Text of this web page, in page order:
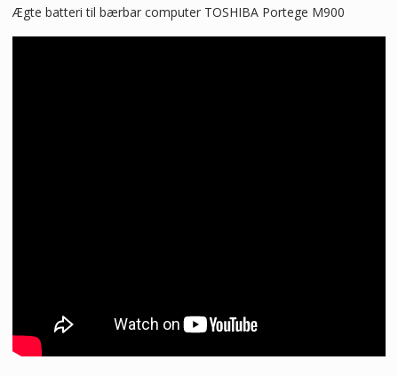
Ægte batteri til bærbar computer TOSHIBA Portege M900